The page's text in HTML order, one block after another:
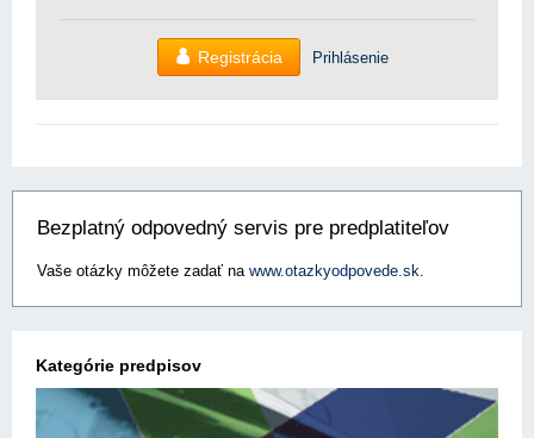
Registrácia Prihlásenie
Bezplatný odpovedný servis pre predplatiteľov
Vaše otázky môžete zadať na www.otazkyodpovede.sk.
Kategórie predpisov